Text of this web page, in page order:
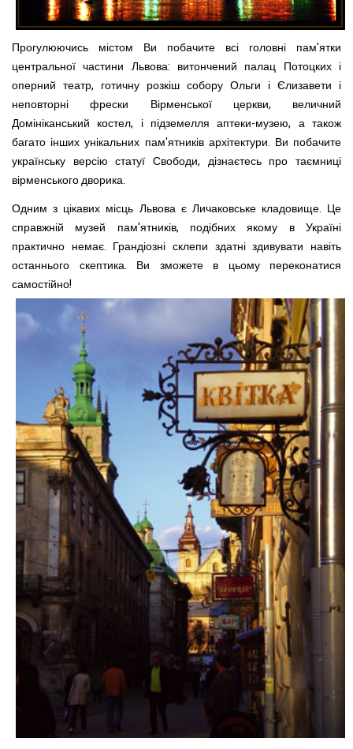
Прогулюючись містом Ви побачите всі головні пам'ятки
центральної частини Львова: витончений палац Потоцких і
оперний театр, готичну розкіш собору Ольги і Єлизавети і
неповторні фрески Вірменської церкви, величний
Домініканський костел, і підземелля аптеки-музею, а також
багато інших унікальних пам'ятників архітектури. Ви побачите
українську версію статуї Свободи, дізнаєтесь про таємниці
вірменського дворика.
Одним з цікавих місць Львова є Личаковське кладовище. Це
справжній музей пам'ятників, подібних якому в Україні
практично немає. Грандіозні склепи здатні здивувати навіть
останнього скептика. Ви зможете в цьому переконатися
самостійно!